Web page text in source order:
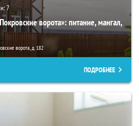
7
ворота»: питание, мангал,
ворота, д. 182
ПОДРОБНЕЕ